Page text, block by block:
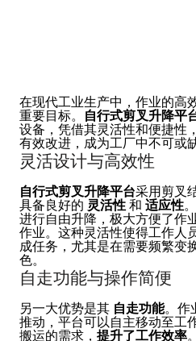
在现代工业生产中，作业的高
重要目标。
自行式剪叉升降平
设备，凭借其灵活性和便捷性
有效改进，成为工厂中不可或
灵活设计与高效性
自行式剪叉升降平台采用剪叉
具备良好的 灵活性和 适应性
进行自由升降，极大方便了作
作业。这种灵活性使得工作人
成任务，尤其是在需要频繁变
色。
自走功能与操作简便
另一大优势是其 自走功能。作
推动，平台可以自主移动至工
搬运的需求， 提升了工作效率